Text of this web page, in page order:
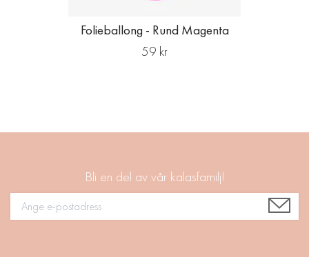
Folieballong - Rund Magenta
59 kr
Bli en del av vår kalasfamilj!